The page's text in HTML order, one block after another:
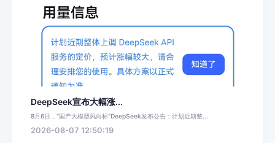
DeepSeek宣布大幅涨...
8月6日，“国产大模型风向标”DeepSeek发布公告：计划近期整...
2026-08-07 12:50:19